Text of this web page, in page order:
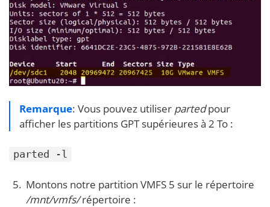
Remarque: Vous pouvez utiliser partedpour
afficher les partitions GPT supérieures à 2 To :
parted -l
Montons notre partition VMFS 5 sur le répertoire
/mnt/vmfs/répertoire :